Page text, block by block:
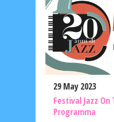
29 May 2023
Festival Jazz On
Programma